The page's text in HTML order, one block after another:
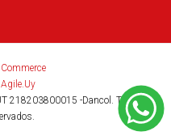
Agile.Uy
218203800015 -Dancol. Todos los